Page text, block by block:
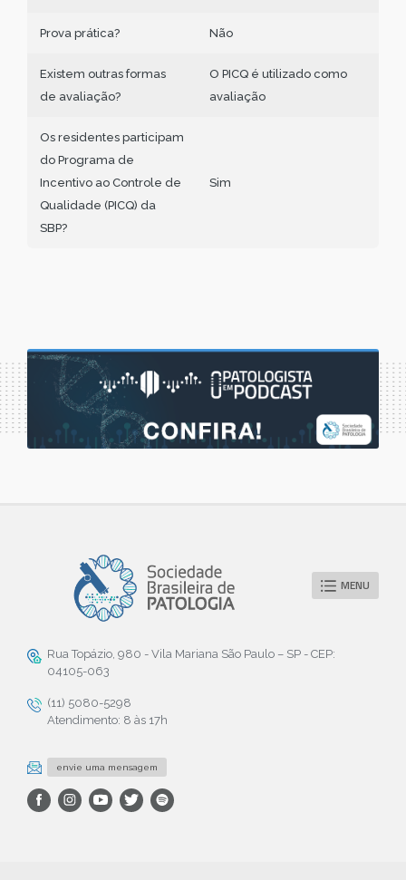
Prova prática? Não
Existem outras formas
de avaliação?
O PICQ é utilizado como
avaliação
Os residentes participam
do Programa de
Incentivo ao Controle de
Qualidade (PICQ) da
SBP?
Sim
MENU
Rua Topázio, 980 - Vila Mariana São Paulo – SP - CEP:
04105-063
(11) 5080-5298
Atendimento: 8 às 17h
envie uma mensagem